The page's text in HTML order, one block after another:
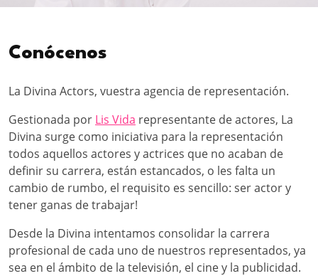
Conócenos
La Divina Actors, vuestra agencia de representación.
Gestionada por Lis Vida representante de actores, La
Divina surge como iniciativa para la representación
todos aquellos actores y actrices que no acaban de
definir su carrera, están estancados, o les falta un
cambio de rumbo, el requisito es sencillo: ser actor y
tener ganas de trabajar!
Desde la Divina intentamos consolidar la carrera
profesional de cada uno de nuestros representados, ya
sea en el ámbito de la televisión, el cine y la publicidad.